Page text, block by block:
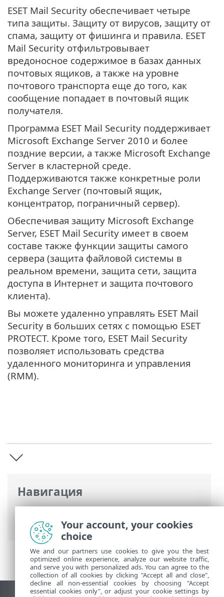
Навигация
Security >Обзор
ESET Mail Security обеспечивает четыре
типа защиты. Защиту от вирусов, защиту от
спама, защиту от фишинга и правила. ESET
Mail Security отфильтровывает
вредоносное содержимое в базах данных
почтовых ящиков, а также на уровне
почтового транспорта еще до того, как
сообщение попадает в почтовый ящик
получателя.
Программа ESET Mail Security поддерживает
Microsoft Exchange Server 2010 и более
поздние версии, а также Microsoft Exchange
Server в кластерной среде.
Поддерживаются также конкретные роли
Exchange Server (почтовый ящик,
концентратор, пограничный сервер).
Обеспечивая защиту Microsoft Exchange
Server, ESET Mail Security имеет в своем
составе также функции защиты самого
сервера (защита файловой системы в
реальном времени, защита сети, защита
доступа в Интернет и защита почтового
клиента).
Вы можете удаленно управлять ESET Mail
Security в больших сетях с помощью ESET
PROTECT. Кроме того, ESET Mail Security
позволяет использовать средства
удаленного мониторинга и управления
(RMM).
Your account, your cookies
choice
We and our partners use cookies to give you the best
optimized online experience, analyze our website traffic,
and serve you with personalized ads. You can agree to the
collection of all cookies by clicking "Accept all and close",
decline all non-essential cookies by choosing "Accept
essential cookies only", or adjust your cookie settings by